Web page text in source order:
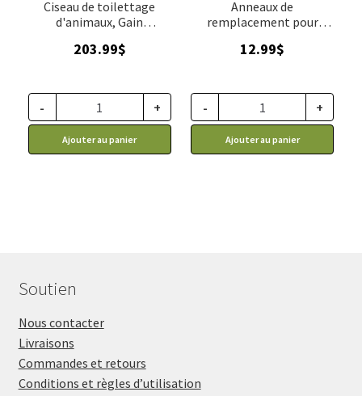
Ciseau de toilettage
d'animaux, Gain
droit 7"
203.99$
- +
Ajouter au panier
Anneaux de
remplacement pour
Kenchii noirs (6 unités)
12.99$
- +
Ajouter au panier
Soutien
Nous contacter
Livraisons
Commandes et retours
Conditions et règles d’utilisation